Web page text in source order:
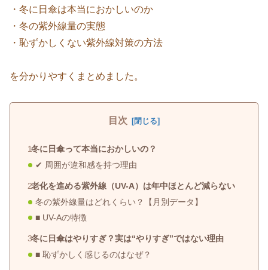
・冬に日傘は本当におかしいのか
・冬の紫外線量の実態
・恥ずかしくない紫外線対策の方法
を分かりやすくまとめました。
目次
冬に日傘って本当におかしいの？
✔ 周囲が違和感を持つ理由
老化を進める紫外線（UV-A）は年中ほとんど減らない
冬の紫外線量はどれくらい？【月別データ】
■ UV-Aの特徴
冬に日傘はやりすぎ？実は“やりすぎ”ではない理由
■ 恥ずかしく感じるのはなぜ？